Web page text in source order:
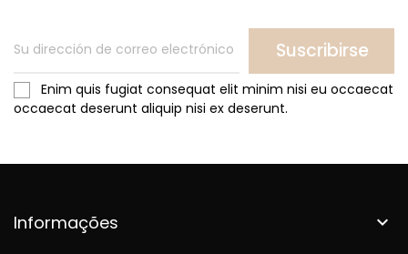
Suscribirse
Enim quis fugiat consequat elit minim nisi eu occaecat
occaecat deserunt aliquip nisi ex deserunt.
Informações 